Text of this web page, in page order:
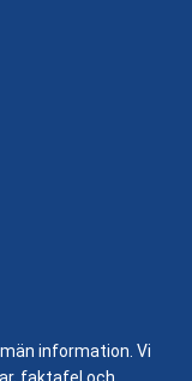
information. Vi